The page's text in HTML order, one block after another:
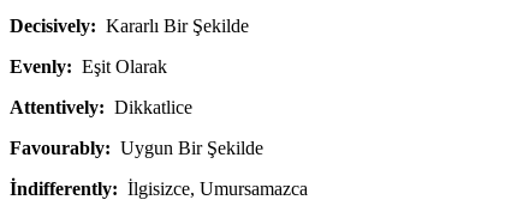
Decisively: Kararlı Bir Şekilde
Evenly: Eşit Olarak
Attentively: Dikkatlice
Favourably: Uygun Bir Şekilde
İndifferently: İlgisizce, Umursamazca